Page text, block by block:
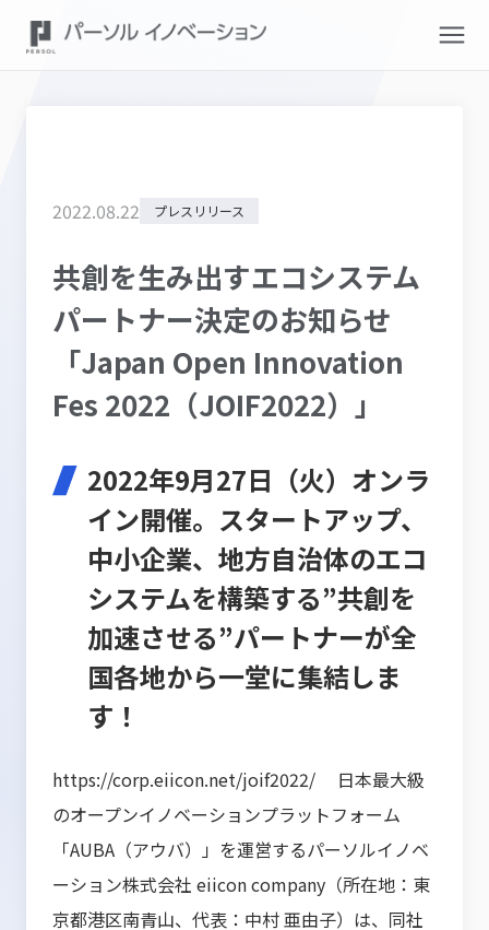
2022.08.22 プレスリリース
共創を生み出すエコシステム
パートナー決定のお知らせ
「Japan Open Innovation
Fes 2022（JOIF2022）」
2022年9月27日（火）オンラ
イン開催。スタートアップ、
中小企業、地方自治体のエコ
システムを構築する”共創を
加速させる”パートナーが全
国各地から一堂に集結しま
す！
https://corp.eiicon.net/joif2022/ 日本最大級
のオープンイノベーションプラットフォーム
「AUBA（アウバ）」を運営するパーソルイノベ
ーション株式会社 eiicon company（所在地：東
京都港区南青山、代表：中村 亜由子）は、同社